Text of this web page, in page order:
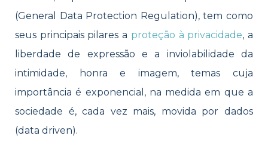
(General Data Protection Regulation), tem como
seus principais pilares a proteção à privacidade, a
liberdade de expressão e a inviolabilidade da
intimidade, honra e imagem, temas cuja
importância é exponencial, na medida em que a
sociedade é, cada vez mais, movida por dados
(data driven).